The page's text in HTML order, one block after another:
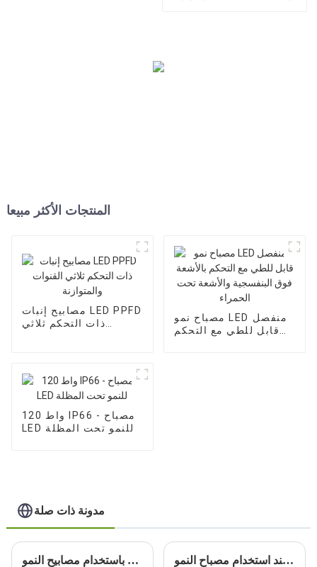
المنتجات الأكثر مبيعا
مصابيح إنبات LED PPFD
ذات التحكم ثلاثي
مصباح نمو LED منفصل
قابل للطي مع التحكم
120 واط IP66 - مصباح
LED للنمو تحت المظلة
مدونة ذات صلة
تنمية الذكاء: إضاءة المستقبل باستخدام مصابيح النمو LED ما هي المزايا التي يمكنك تجربتها في البستنة الداخلية عند استخدام مصباح النمو LED بقوة 1000 واط؟